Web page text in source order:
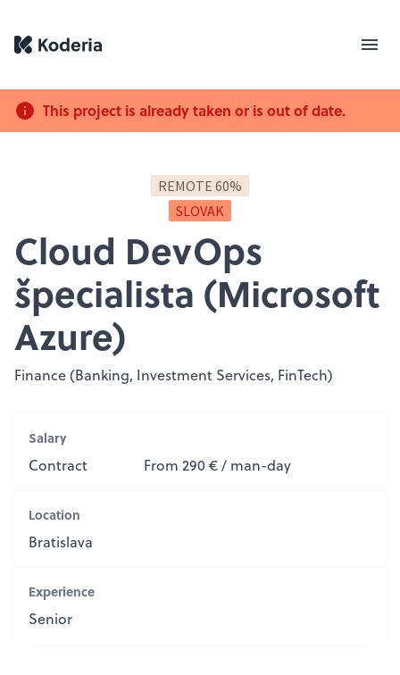
This project is already taken or is out of date.
REMOTE 60%
SLOVAK
Cloud DevOps
špecialista (Microsoft
Azure)
Finance (Banking, Investment Services, FinTech)
Salary
Contract From 290 € / man-day
Location
Bratislava
Experience
Senior